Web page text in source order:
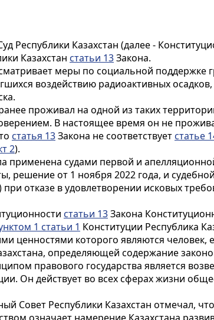
Республики Казахстан (далее -
Казахстан статьи 13Закона.
меры по социальной
воздействию радиоактивных
проживал на одной из таких
В настоящее время он не
статья 13Закона не соответствует статье
2).
применена судами первой и
решение от 1 ноября 2022 года, и
при отказе в удовлетворении исковых
статьи 13Закона
1 статьи 1 Конституции Республика
ценностями которого являются
определяющей содержание
правового государства является
Он действует во всех сферах жизни
Совет Республики Казахстан отмечал,